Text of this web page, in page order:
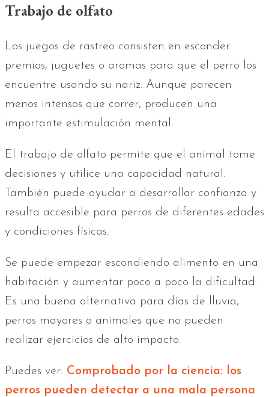
Trabajo de olfato
Los juegos de rastreo consisten en esconder
premios, juguetes o aromas para que el perro los
encuentre usando su nariz. Aunque parecen
menos intensos que correr, producen una
importante estimulación mental.
El trabajo de olfato permite que el animal tome
decisiones y utilice una capacidad natural.
También puede ayudar a desarrollar confianza y
resulta accesible para perros de diferentes edades
y condiciones físicas.
Se puede empezar escondiendo alimento en una
habitación y aumentar poco a poco la dificultad.
Es una buena alternativa para días de lluvia,
perros mayores o animales que no pueden
realizar ejercicios de alto impacto.
Puedes ver: Comprobado por la ciencia: los
perros pueden detectar a una mala persona